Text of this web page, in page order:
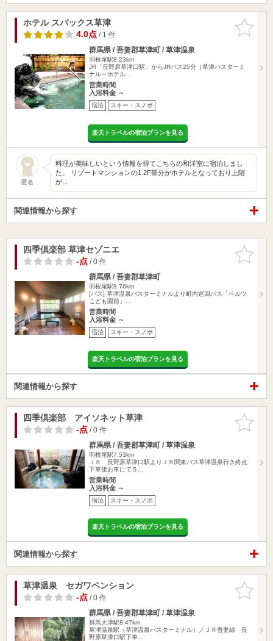
お気に入
りに追加
ホテル スパックス草津
4.0点/ 1 件
群馬県 / 吾妻郡草津町 / 草津温泉
羽根尾駅8.23km
JR「長野原草津口駅」からJRバス25分（草津バスターミ
ナル～ホテル…
営業時間
入浴料金 ～
宿泊 スキー・スノボ
楽天トラベルの宿泊プランを見る
匿名
料理が美味しいという情報を得てこちらの和洋室に宿泊しまし
た。 リゾートマンションの1.2F部分がホテルとなっており上階
が…
関連情報から探す
お気に入
りに追加
四季倶楽部 草津セゾニエ
-点/ 0 件
群馬県 / 吾妻郡草津町
羽根尾駅8.76km
[バス] 草津温泉バスターミナルより町内巡回バス「ベルツ
こども園前」…
営業時間
入浴料金 ～
宿泊 スキー・スノボ
楽天トラベルの宿泊プランを見る
関連情報から探す
お気に入
りに追加
四季倶楽部 アイソネット草津
-点/ 0 件
群馬県 / 吾妻郡草津町 / 草津温泉
羽根尾駅7.53km
ＪＲ 長野原草津口駅よりＪＲ関東バス草津温泉行き終点
下車後お車にて５…
営業時間
入浴料金 ～
宿泊 スキー・スノボ
楽天トラベルの宿泊プランを見る
関連情報から探す
お気に入
りに追加
草津温泉 セガワペンション
-点/ 0 件
群馬県 / 吾妻郡草津町 / 草津温泉
群馬大津駅8.47km
草津温泉駅（草津温泉バスターミナル）／ＪＲ吾妻線 長
野原草津口駅下車…